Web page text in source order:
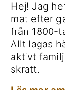
Hej! Jag
mat efter
från 1800-
Allt lagas
aktivt
skratt.